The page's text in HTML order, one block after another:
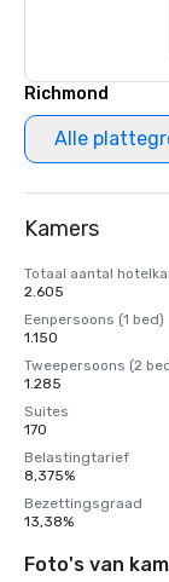
Richmond
Alle
Kamers
Totaal aantal
2.605
Eenpersoons (1 bed)
1.150
Tweepersoons (2
1.285
Suites
170
Belastingtarief
8,375%
Bezettingsgraad
13,38%
Foto's van